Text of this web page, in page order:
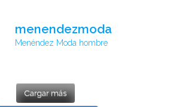
menendezmoda
Menéndez Moda hombre
Cargar más